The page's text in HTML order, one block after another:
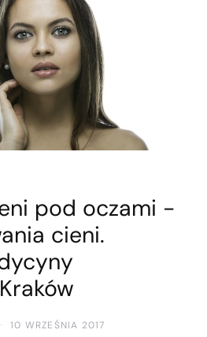
pod oczami -
cieni.
10 WRZEŚNIA 2017